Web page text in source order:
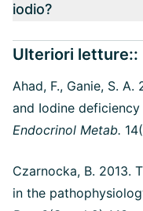
iodio?
Ulteriori letture::
Ahad, F., Ganie, S. A.
and Iodine
Endocrinol Metab.
Czarnocka, B. 2013.
in the